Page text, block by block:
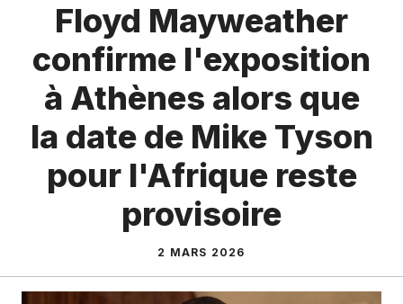
Floyd Mayweather
confirme l'exposition
à Athènes alors que
la date de Mike Tyson
pour l'Afrique reste
provisoire
2 MARS 2026